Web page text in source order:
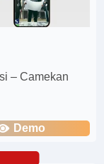
– Camekan
Demo